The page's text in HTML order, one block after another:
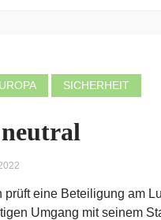
SICHERHEIT
eine Beteiligung am
Umgang mit seinem